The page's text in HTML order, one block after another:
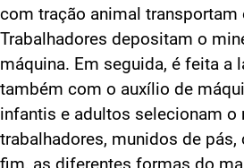
com tração animal transportam
Trabalhadores depositam o
máquina. Em seguida, é feita a
também com o auxílio de
infantis e adultos selecionam o
trabalhadores, munidos de